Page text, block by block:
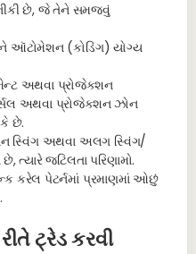
છે, જે તેને સમજવું
ઑટોમેશન (કોડિંગ) યોગ્ય
અથવા પ્રોજેક્શન
અથવા પ્રોજેક્શન ઝોન
છે.
સ્વિંગ અથવા અલગ સ્વિંગ/
ત્યારે જટિલતા પરિણામો.
કરેલ પેટર્નમાં પ્રમાણમાં ઓછું
ટ્રેડ કરવી